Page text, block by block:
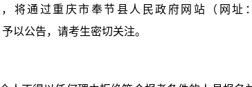
通过重庆市奉节县人民政府网站（网址：
以公告，请考生密切关注。